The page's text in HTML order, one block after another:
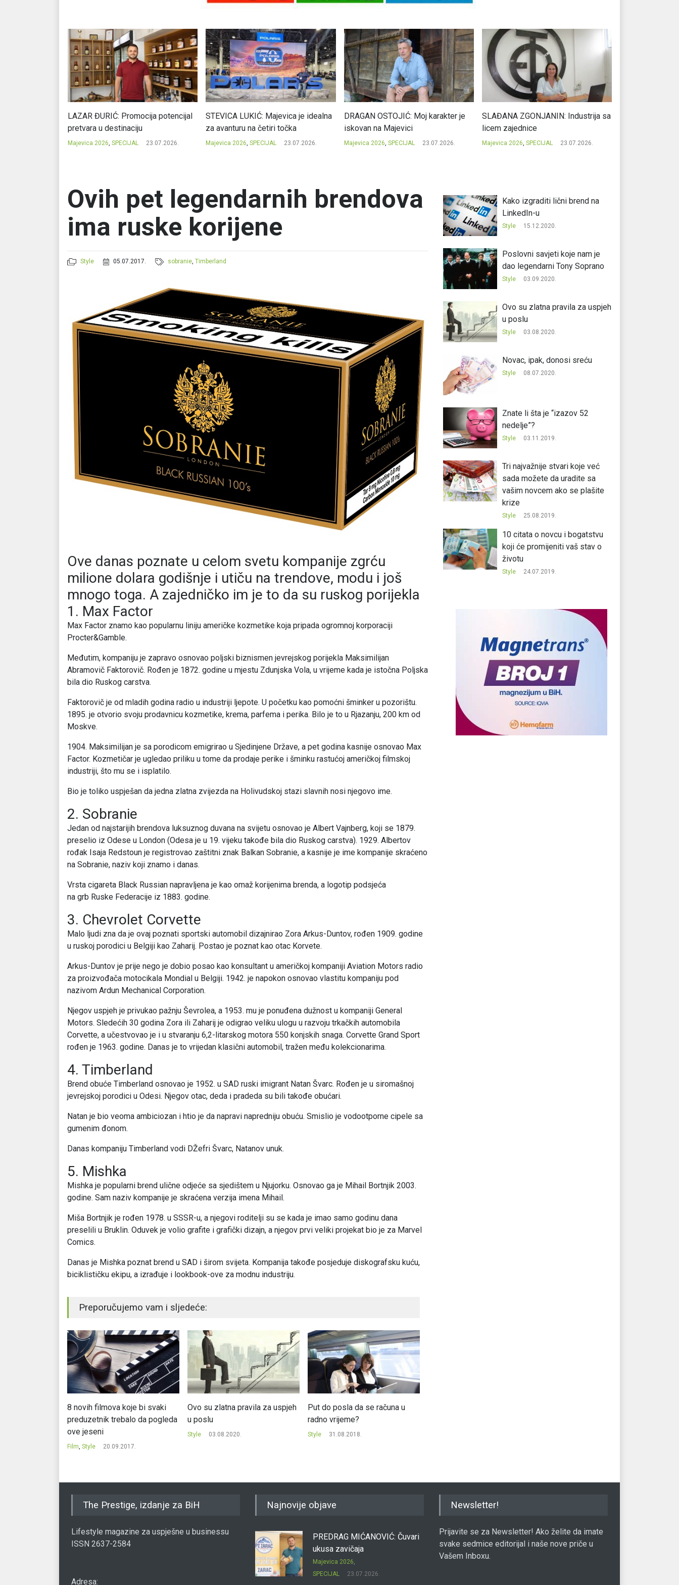
LAZAR ĐURIĆ: Promocija potencijal
pretvara u destinaciju
Majevica 2026, SPECIJAL 23.07.2026.
STEVICA LUKIĆ: Majevica je idealna
za avanturu na četiri točka
Majevica 2026, SPECIJAL 23.07.2026.
DRAGAN OSTOJIĆ: Moj karakter je
iskovan na Majevici
Majevica 2026, SPECIJAL 23.07.2026.
SLAĐANA ZGONJANIN: Industrija sa
licem zajednice
Majevica 2026, SPECIJAL 23.07.2026.
Ovih pet legendarnih brendova
ima ruske korijene
Style 05.07.2017. sobranie,Timberland
Ove danas poznate u celom svetu kompanije zgrću
milione dolara godišnje i utiču na trendove, modu i još
mnogo toga. A zajedničko im je to da su ruskog porijekla
1. Max Factor
Max Factor znamo kao popularnu liniju američke kozmetike koja pripada ogromnoj korporaciji
Procter&Gamble.
Međutim, kompaniju je zapravo osnovao poljski biznismen jevrejskog porijekla Maksimilijan
Abramovič Faktorovič. Rođen je 1872. godine u mjestu Zdunjska Vola, u vrijeme kada je istočna Poljska
bila dio Ruskog carstva.
Faktorovič je od mladih godina radio u industriji ljepote. U početku kao pomoćni šminker u pozorištu.
1895. je otvorio svoju prodavnicu kozmetike, krema, parfema i perika. Bilo je to u Rjazanju, 200 km od
Moskve.
1904. Maksimilijan je sa porodicom emigrirao u Sjedinjene Države, a pet godina kasnije osnovao Max
Factor. Kozmetičar je ugledao priliku u tome da prodaje perike i šminku rastućoj američkoj filmskoj
industriji, što mu se i isplatilo.
Bio je toliko uspješan da jedna zlatna zvijezda na Holivudskoj stazi slavnih nosi njegovo ime.
2. Sobranie
Jedan od najstarijih brendova luksuznog duvana na svijetu osnovao je Albert Vajnberg, koji se 1879.
preselio iz Odese u London (Odesa je u 19. vijeku takođe bila dio Ruskog carstva). 1929. Albertov
rođak Isaja Redstoun je registrovao zaštitni znak Balkan Sobranie, a kasnije je ime kompanije skraćeno
na Sobranie, naziv koji znamo i danas.
Vrsta cigareta Black Russian napravljena je kao omaž korijenima brenda, a logotip podsjeća
na grb Ruske Federacije iz 1883. godine.
3. Chevrolet Corvette
Malo ljudi zna da je ovaj poznati sportski automobil dizajnirao Zora Arkus-Duntov, rođen 1909. godine
u ruskoj porodici u Belgiji kao Zaharij. Postao je poznat kao otac Korvete.
Arkus-Duntov je prije nego je dobio posao kao konsultant u američkoj kompaniji Aviation Motors radio
za proizvođača motocikala Mondial u Belgiji. 1942. je napokon osnovao vlastitu kompaniju pod
nazivom Ardun Mechanical Corporation.
Njegov uspjeh je privukao pažnju Ševrolea, a 1953. mu je ponuđena dužnost u kompaniji General
Motors. Sledećih 30 godina Zora ili Zaharij je odigrao veliku ulogu u razvoju trkačkih automobila
Corvette, a učestvovao je i u stvaranju 6,2-litarskog motora 550 konjskih snaga. Corvette Grand Sport
rođen je 1963. godine. Danas je to vrijedan klasični automobil, tražen među kolekcionarima.
4. Timberland
Brend obuće Timberland osnovao je 1952. u SAD ruski imigrant Natan Švarc. Rođen je u siromašnoj
jevrejskoj porodici u Odesi. Njegov otac, deda i pradeda su bili takođe obućari.
Natan je bio veoma ambiciozan i htio je da napravi napredniju obuću. Smislio je vodootporne cipele sa
gumenim đonom.
Danas kompaniju Timberland vodi DŽefri Švarc, Natanov unuk.
5. Mishka
Mishka je popularni brend ulične odjeće sa sjedištem u Njujorku. Osnovao ga je Mihail Bortnjik 2003.
godine. Sam naziv kompanije je skraćena verzija imena Mihail.
Miša Bortnjik je rođen 1978. u SSSR-u, a njegovi roditelji su se kada je imao samo godinu dana
preselili u Bruklin. Oduvek je volio grafite i grafički dizajn, a njegov prvi veliki projekat bio je za Marvel
Comics.
Danas je Mishka poznat brend u SAD i širom svijeta. Kompanija takođe posjeduje diskografsku kuću,
biciklističku ekipu, a izrađuje i lookbook-ove za modnu industriju.
Preporučujemo vam i sljedeće:
8 novih filmova koje bi svaki
preduzetnik trebalo da pogleda
ove jeseni
Film Style 20.09.2017.
Ovo su zlatna pravila za uspjeh
u poslu
Style 03.08.2020.
Put do posla da se računa u
radno vrijeme?
Style 31.08.2018.
Kako izgraditi lični brend na
LinkedIn-u
Style 15.12.2020.
Poslovni savjeti koje nam je
dao legendarni Tony Soprano
Style 03.09.2020.
Ovo su zlatna pravila za uspjeh
u poslu
Style 03.08.2020.
Novac, ipak, donosi sreću
Style 08.07.2020.
Znate li šta je “izazov 52
nedelje”?
Style 03.11.2019.
Tri najvažnije stvari koje već
sada možete da uradite sa
vašim novcem ako se plašite
krize
Style 25.08.2019.
10 citata o novcu i bogatstvu
koji će promijeniti vaš stav o
životu
Style 24.07.2019.
The Prestige, izdanje za BiH
Lifestyle magazine za uspješne u businessu
ISSN 2637-2584
Adresa:
Najnovije objave
PREDRAG MIĆANOVIĆ: Čuvari
ukusa zavičaja
Majevica 2026
SPECIJAL
23.07.2026.
Newsletter!
Prijavite se za Newsletter! Ako želite da imate
svake sedmice editorijal i naše nove priče u
Vašem Inboxu.